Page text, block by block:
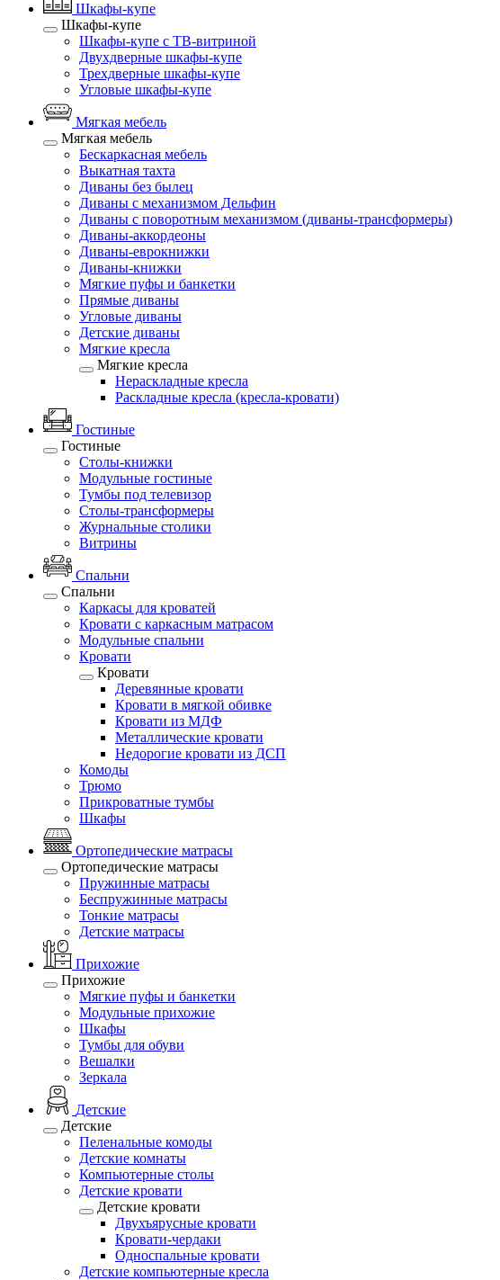
Шкафы-купе
Шкафы-купе
Шкафы-купе с ТВ-витриной
Двухдверные шкафы-купе
Трехдверные шкафы-купе
Угловые шкафы-купе
Мягкая мебель
Мягкая мебель
Бескаркасная мебель
Выкатная тахта
Диваны без былец
Диваны с механизмом Дельфин
Диваны с поворотным механизмом (диваны-трансформеры)
Диваны-аккордеоны
Диваны-еврокнижки
Диваны-книжки
Мягкие пуфы и банкетки
Прямые диваны
Угловые диваны
Детские диваны
Мягкие кресла
Мягкие кресла
Нераскладные кресла
Раскладные кресла (кресла-кровати)
Гостиные
Гостиные
Столы-книжки
Модульные гостиные
Тумбы под телевизор
Столы-трансформеры
Журнальные столики
Витрины
Спальни
Спальни
Каркасы для кроватей
Кровати с каркасным матрасом
Модульные спальни
Кровати
Кровати
Деревянные кровати
Кровати в мягкой обивке
Кровати из МДФ
Металлические кровати
Недорогие кровати из ДСП
Комоды
Трюмо
Прикроватные тумбы
Шкафы
Ортопедические матрасы
Ортопедические матрасы
Пружинные матрасы
Беспружинные матрасы
Тонкие матрасы
Детские матрасы
Прихожие
Прихожие
Мягкие пуфы и банкетки
Модульные прихожие
Шкафы
Тумбы для обуви
Вешалки
Зеркала
Детские
Детские
Пеленальные комоды
Детские комнаты
Компьютерные столы
Детские кровати
Детские кровати
Двухъярусные кровати
Кровати-чердаки
Односпальные кровати
Детские компьютерные кресла